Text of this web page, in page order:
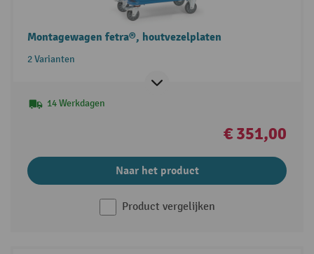
Montagewagen fetra®, houtvezelplaten
2 Varianten
14 Werkdagen
€ 351,00
Naar het product
Product vergelijken